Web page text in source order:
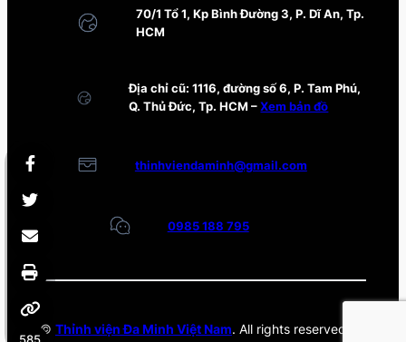
70/1 Tổ 1, Kp Bình Đường 3, P. Dĩ An, Tp.
HCM
Địa chỉ cũ: 1116, đường số 6, P. Tam Phú,
Q. Thủ Đức, Tp. HCM –Xem bản đồ
thinhviendaminh@gmail.com
0985 188 795
© Thỉnh viện Đa Minh Việt Nam. All rights reserved.